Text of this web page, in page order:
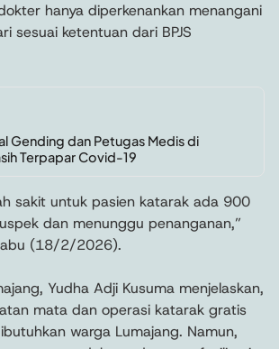
hanya diperkenankan menangani
sesuai ketentuan dari BPJS
Gending dan Petugas Medis di
Terpapar Covid-19
sakit untuk pasien katarak ada 900
dan menunggu penanganan,”
(18/2/2026).
Yudha Adji Kusuma menjelaskan,
mata dan operasi katarak gratis
warga Lumajang. Namun,